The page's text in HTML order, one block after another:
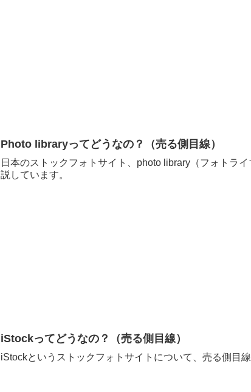
Photo libraryってどうなの？（売る側目線）
日本のストックフォトサイト、photo library（フォトラ
説しています。
iStockってどうなの？（売る側目線）
iStockというストックフォトサイトについて、売る側目線